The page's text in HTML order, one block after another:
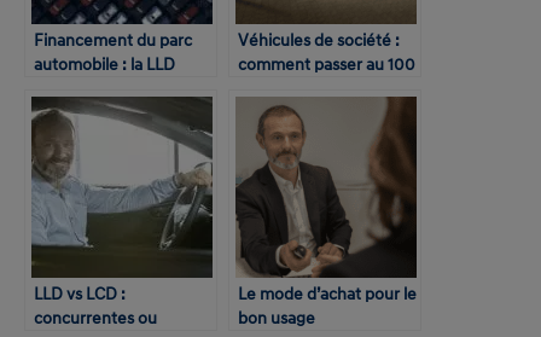
Financement du parc
automobile : la LLD
Véhicules de société :
comment passer au 100
LLD vs LCD :
concurrentes ou
Le mode d’achat pour le
bon usage